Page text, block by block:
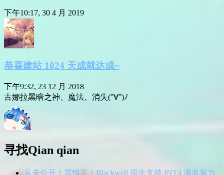
下午10:17, 30 4 月 2019
恭喜建站 1024 天成就达成~
下午9:32, 23 12 月 2018
古娜拉黑暗之神、魔法、消失(°∀°)ﾉ
寻找Qian qian
从未公开！震惊了！Blackwell 原生支持 INT4 满血算力